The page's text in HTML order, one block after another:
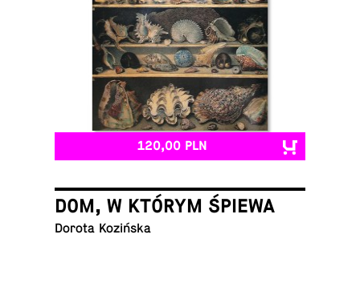
120,00 PLN
DOM, W KTÓRYM ŚPIEWA
Dorota Kozińska